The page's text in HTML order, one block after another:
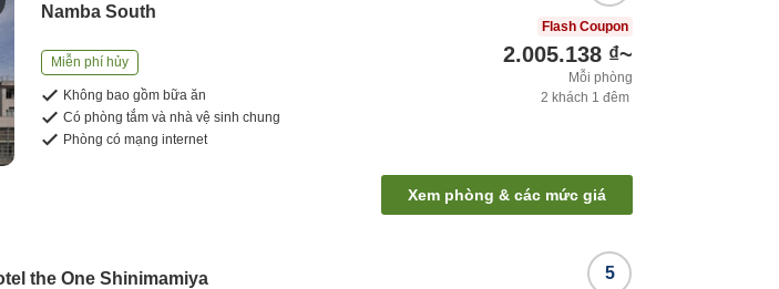
Namba South
Miễn phí hủy
Không bao gồm bữa ăn
Có phòng tắm và nhà vệ sinh chung
Phòng có mạng internet
Flash Coupon
2.005.138 ₫~
Mỗi phòng
2 khách 1 đêm
Xem phòng & các mức giá
the One Shinimamiya 5